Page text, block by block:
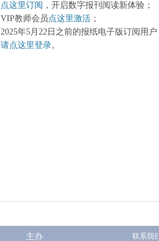
点这里订阅 ，开启数字报刊阅读新体验；
VIP教师会员点这里激活 ；
2025年5月22日之前的报纸电子版订阅用户
请点这里登录。
主办 联系我